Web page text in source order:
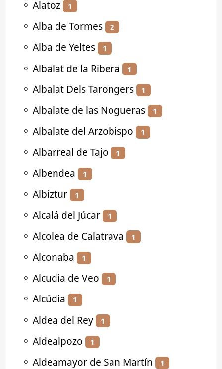
⚬ Alatoz 1
⚬ Alba de Tormes 2
⚬ Alba de Yeltes 1
⚬ Albalat de la Ribera 1
⚬ Albalat Dels Tarongers 1
⚬ Albalate de las Nogueras 1
⚬ Albalate del Arzobispo 1
⚬ Albarreal de Tajo 1
⚬ Albendea 1
⚬ Albiztur 1
⚬ Alcalá del Júcar 1
⚬ Alcolea de Calatrava 1
⚬ Alconaba 1
⚬ Alcudia de Veo 1
⚬ Alcúdia 1
⚬ Aldea del Rey 1
⚬ Aldealpozo 1
⚬ Aldeamayor de San Martín 1